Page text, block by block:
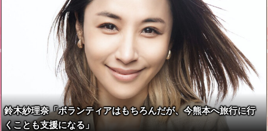
鈴木紗理奈「ボランティアはもちろんだが、今熊本へ旅行に行
くことも支援になる」